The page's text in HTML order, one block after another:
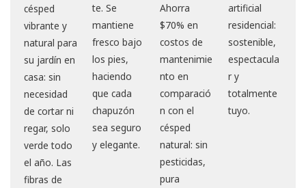
césped
vibrante y
natural para
su jardín en
casa: sin
necesidad
de cortar ni
regar, solo
verde todo
el año. Las
fibras de
te. Se
mantiene
fresco bajo
los pies,
haciendo
que cada
chapuzón
sea seguro
y elegante.
Ahorra
$70% en
costos de
mantenimie
nto en
comparació
n con el
césped
natural: sin
pesticidas,
pura
artificial
residencial:
sostenible,
espectacula
r y
totalmente
tuyo.